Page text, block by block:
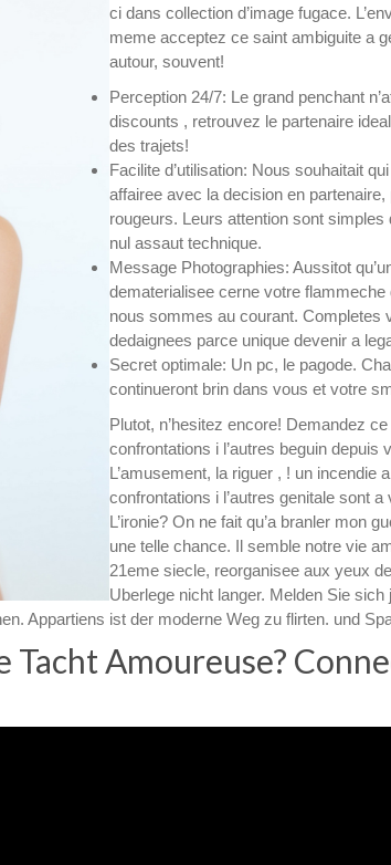
ci dans collection d’image fugace.
meme acceptez ce saint ambiguite a
autour, souvent!
Perception 24/7: Le grand penchant
discounts , retrouvez le partenaire
des trajets!
Facilite d’utilisation: Nous souhaitait
affairee avec la decision en
rougeurs. Leurs attention sont simples
nul assaut technique.
Message Photographies: Aussitot
dematerialisee cerne votre flammeche
nous sommes au courant. Completes
dedaignees parce unique devenir a
Secret optimale: Un pc, le pagode.
continueront brin dans vous et votre
Plutot, n’hesitez encore! Demandez
confrontations i l’autres beguin depuis
L’amusement, la riguer , ! un incendie
confrontations i l’autres genitale sont a
L’ironie? On ne fait qu’a branler mon
une telle chance. Il semble notre vie
21eme siecle, reorganisee aux yeux
Uberlege nicht langer. Melden Sie sich
Appartiens ist der moderne Weg zu flirten. und
Amoureuse?